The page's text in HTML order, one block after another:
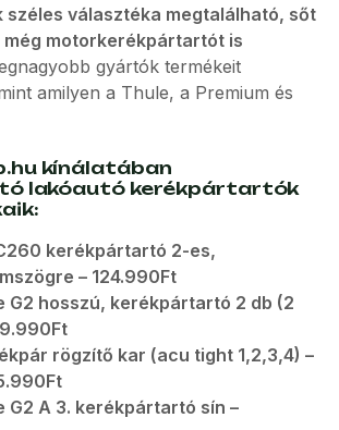
választéka megtalálható, sőt
motorkerékpártartót is
gyártók termékeit
amilyen a Thule, a Premium és
kínálatában
lakóautó kerékpártartók
kerékpártartó 2-es,
– 124.990Ft
G2 hosszú, kerékpártartó 2 db (2
rögzítő kar (acu tight 1,2,3,4) –
G2 A 3. kerékpártartó sín –